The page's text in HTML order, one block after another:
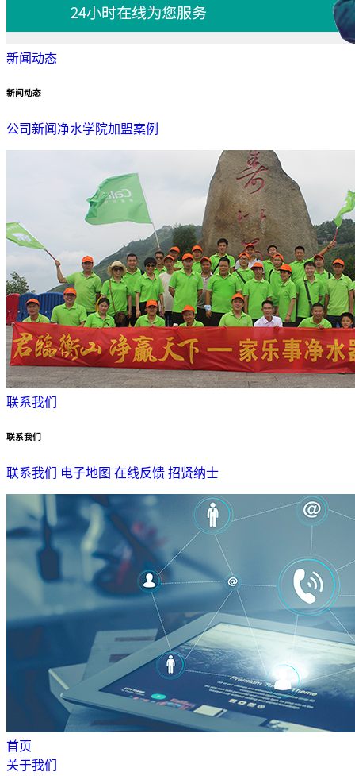
新闻动态
新闻动态
公司新闻 净水学院加盟案例
联系我们
联系我们
联系我们 电子地图 在线反馈 招贤纳士
首页
关于我们